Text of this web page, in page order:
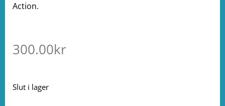
Action.
300.00kr
Slut i lager